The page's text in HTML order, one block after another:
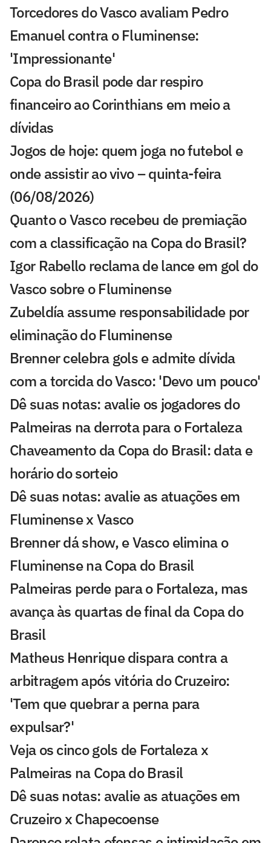
Torcedores do Vasco avaliam Pedro
Emanuel contra o Fluminense:
'Impressionante'
Copa do Brasil pode dar respiro
financeiro ao Corinthians em meio a
dívidas
Jogos de hoje: quem joga no futebol e
onde assistir ao vivo – quinta-feira
(06/08/2026)
Quanto o Vasco recebeu de premiação
com a classificação na Copa do Brasil?
Igor Rabello reclama de lance em gol do
Vasco sobre o Fluminense
Zubeldía assume responsabilidade por
eliminação do Fluminense
Brenner celebra gols e admite dívida
com a torcida do Vasco: 'Devo um pouco'
Dê suas notas: avalie os jogadores do
Palmeiras na derrota para o Fortaleza
Chaveamento da Copa do Brasil: data e
horário do sorteio
Dê suas notas: avalie as atuações em
Fluminense x Vasco
Brenner dá show, e Vasco elimina o
Fluminense na Copa do Brasil
Palmeiras perde para o Fortaleza, mas
avança às quartas de final da Copa do
Brasil
Matheus Henrique dispara contra a
arbitragem após vitória do Cruzeiro:
'Tem que quebrar a perna para
expulsar?'
Veja os cinco gols de Fortaleza x
Palmeiras na Copa do Brasil
Dê suas notas: avalie as atuações em
Cruzeiro x Chapecoense